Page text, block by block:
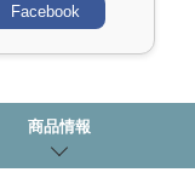
Facebook
商品情報